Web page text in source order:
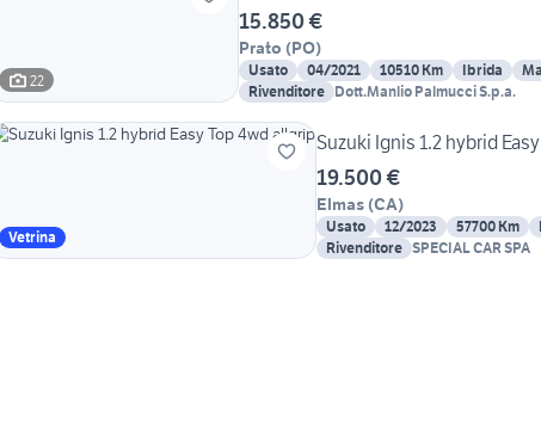
22
15.850 €
Prato (PO)
Usato 04/2021 10510 Km Ibrida
Rivenditore Dott.Manlio Palmucci S.p.a.
Vetrina
Suzuki Ignis 1.2 hybrid
19.500 €
Elmas (CA)
Usato 12/2023 57700 Km
Rivenditore SPECIAL CAR SPA